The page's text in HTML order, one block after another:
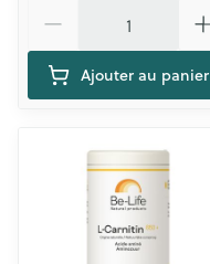
Ajouter au panier